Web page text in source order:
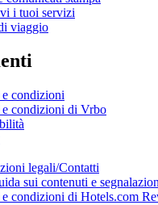
i tuoi servizi
viaggio
condizioni
condizioni di Vrbo
legali/Contatti
sui contenuti e
condizioni di Hotels.com